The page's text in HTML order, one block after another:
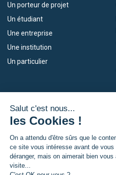
Un porteur de projet
Un étudiant
Une entreprise
Une institution
Un particulier
Empleo
Eskola Futura
Forma NAEN
TRANSFERMUGA-RREKIN